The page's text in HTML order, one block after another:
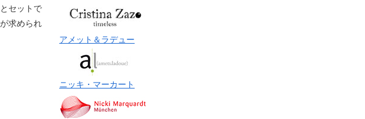
セットで
求められ
アメット＆ラデュー
ニッキ・マーカート